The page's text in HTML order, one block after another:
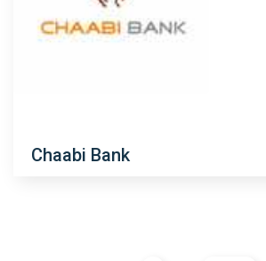
Chaabi Bank